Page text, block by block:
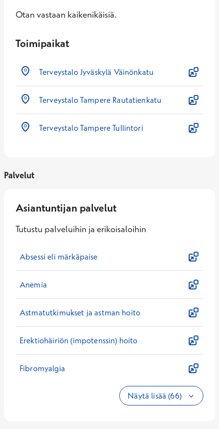
Otan vastaan kaikenikäisiä.
Toimipaikat
Terveystalo Jyväskylä Väinönkatu
Terveystalo Tampere Rautatienkatu
Terveystalo Tampere Tullintori
Palvelut
Asiantuntijan palvelut
Tutustu palveluihin ja erikoisaloihin
Absessi eli märkäpaise
Anemia
Astmatutkimukset ja astman hoito
Erektiohäiriön (impotenssin) hoito
Fibromyalgia
Näytä lisää (66)